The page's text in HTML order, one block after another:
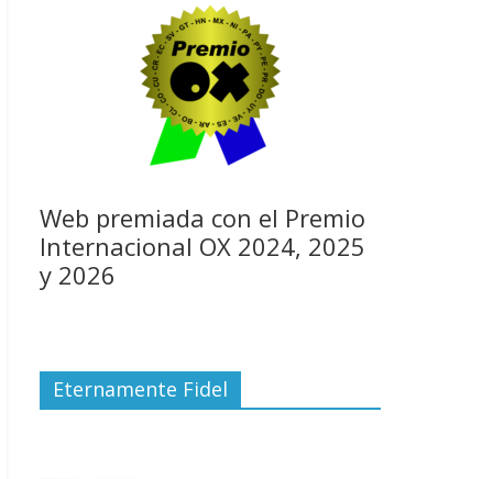
Web premiada con el Premio
Internacional OX 2024, 2025
y 2026
Eternamente Fidel